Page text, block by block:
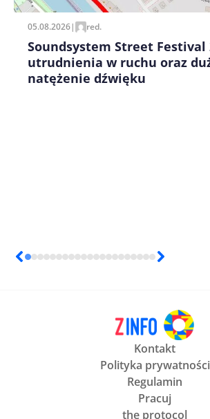
05.08.2026| red.
Soundsystem Street Festival
utrudnienia w ruchu oraz
natężenie dźwięku
Kontakt
Polityka prywatności
Regulamin
Pracuj
the protocol